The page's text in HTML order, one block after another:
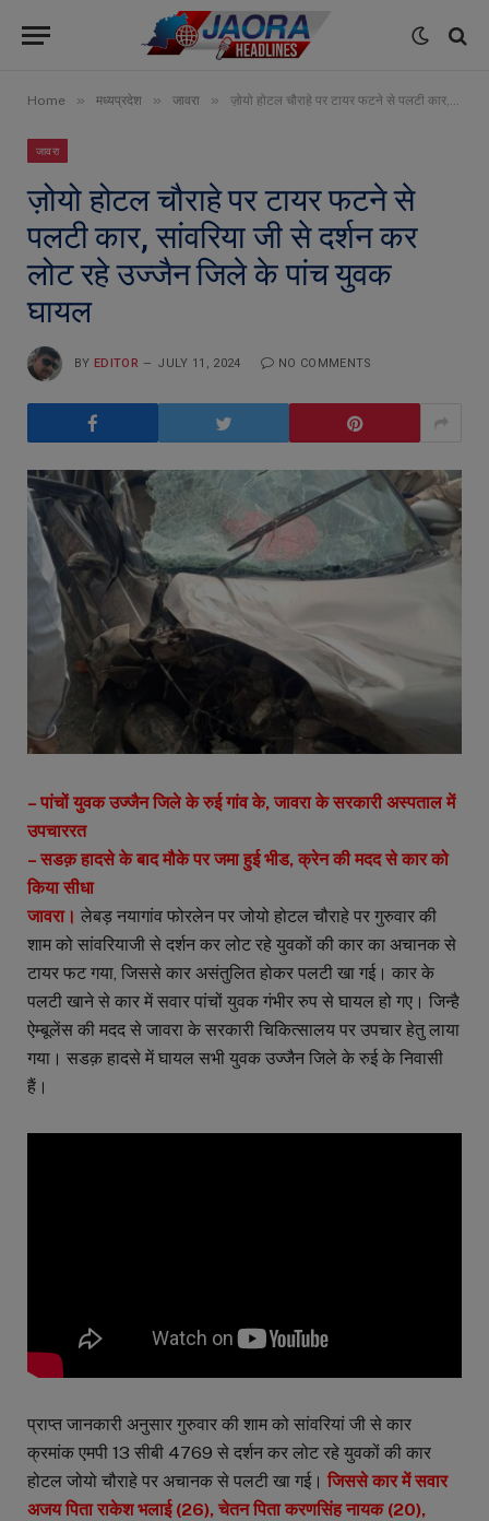
Home » मध्यप्रदेश » जावरा » ज़ोयो होटल चौराहे पर टायर फटने से पलटी कार, सांवरिया जी से दर्शन कर लोट रहे उज्जैन जिले के पांच युवक घायल
जावरा
ज़ोयो होटल चौराहे पर टायर फटने से
पलटी कार, सांवरिया जी से दर्शन कर
लोट रहे उज्जैन जिले के पांच युवक
घायल
BY EDITOR JULY 11, 2024 NO COMMENTS
– पांचों युवक उज्जैन जिले के रुई गांव के, जावरा के सरकारी अस्पताल में
उपचाररत
– सडक़ हादसे के बाद मौके पर जमा हुई भीड, क्रेन की मदद से कार को
किया सीधा
जावरा। लेबड़ नयागांव फोरलेन पर जोयो होटल चौराहे पर गुरुवार की
शाम को सांवरियाजी से दर्शन कर लोट रहे युवकों की कार का अचानक से
टायर फट गया, जिससे कार असंतुलित होकर पलटी खा गई। कार के
पलटी खाने से कार में सवार पांचों युवक गंभीर रुप से घायल हो गए। जिन्है
ऐम्बूलेंस की मदद से जावरा के सरकारी चिकित्सालय पर उपचार हेतु लाया
गया। सडक़ हादसे में घायल सभी युवक उज्जैन जिले के रुई के निवासी
हैं।
प्राप्त जानकारी अनुसार गुरुवार की शाम को सांवरियां जी से कार
क्रमांक एमपी 13 सीबी 4769 से दर्शन कर लोट रहे युवकों की कार
होटल जोयो चौराहे पर अचानक से पलटी खा गई। जिससे कार में सवार
अजय पिता राकेश भलाई (26), चेतन पिता करणसिंह नायक (20),